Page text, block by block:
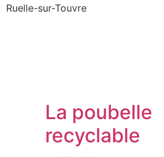
Ruelle-sur-Touvre
La poubelle
recyclable